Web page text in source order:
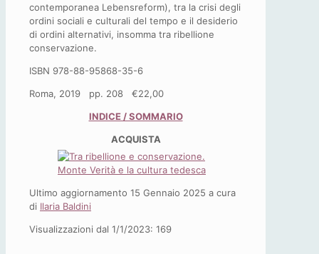
contemporanea Lebensreform), tra la crisi degli
ordini sociali e culturali del tempo e il desiderio
di ordini alternativi, insomma tra ribellione
conservazione.
ISBN 978-88-95868-35-6
Roma, 2019 pp. 208 €22,00
INDICE / SOMMARIO
ACQUISTA
Ultimo aggiornamento 15 Gennaio 2025 a cura
di Ilaria Baldini
Visualizzazioni dal 1/1/2023: 169